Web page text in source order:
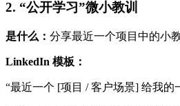
2. “公开学习”微小教训
是什么： 分享最近一个项目中的小
LinkedIn 模板：
“最近一个 [项目 / 客户场景] 给我的